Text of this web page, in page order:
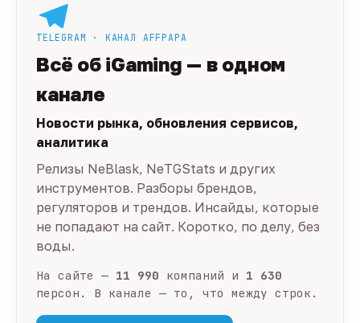
TELEGRAM · КАНАЛ AFFPAPA
Всё об iGaming — в одном
канале
Новости рынка, обновления сервисов,
аналитика
Релизы NeBlask, NeTGStats и других
инструментов. Разборы брендов,
регуляторов и трендов. Инсайды, которые
не попадают на сайт. Коротко, по делу, без
воды.
На сайте — 11 990 компаний и 1 630
персон. В канале — то, что между строк.